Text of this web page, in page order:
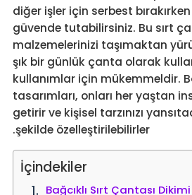
diğer işler için serbest bırakırken
güvende tutabilirsiniz. Bu sırt
malzemelerinizi taşımaktan
şık bir günlük çanta olarak
kullanımlar için mükemmeldir.
tasarımları, onları her yaştan
getirir ve kişisel tarzınızı
şekilde özelleştirilebilirler.
İçindekiler
Bağcıklı Sırt Çantası